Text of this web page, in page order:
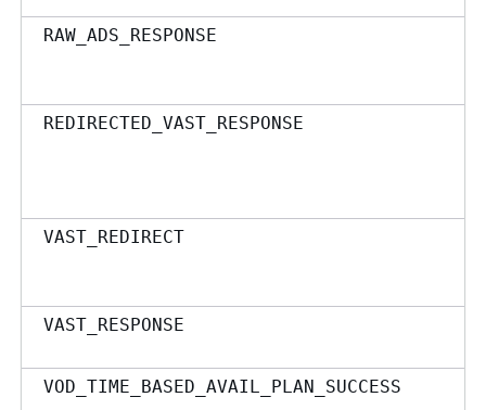
RAW_ADS_RESPONSE
REDIRECTED_VAST_RESPONSE
VAST_REDIRECT
VAST_RESPONSE
VOD_TIME_BASED_AVAIL_PLAN_SUCCESS